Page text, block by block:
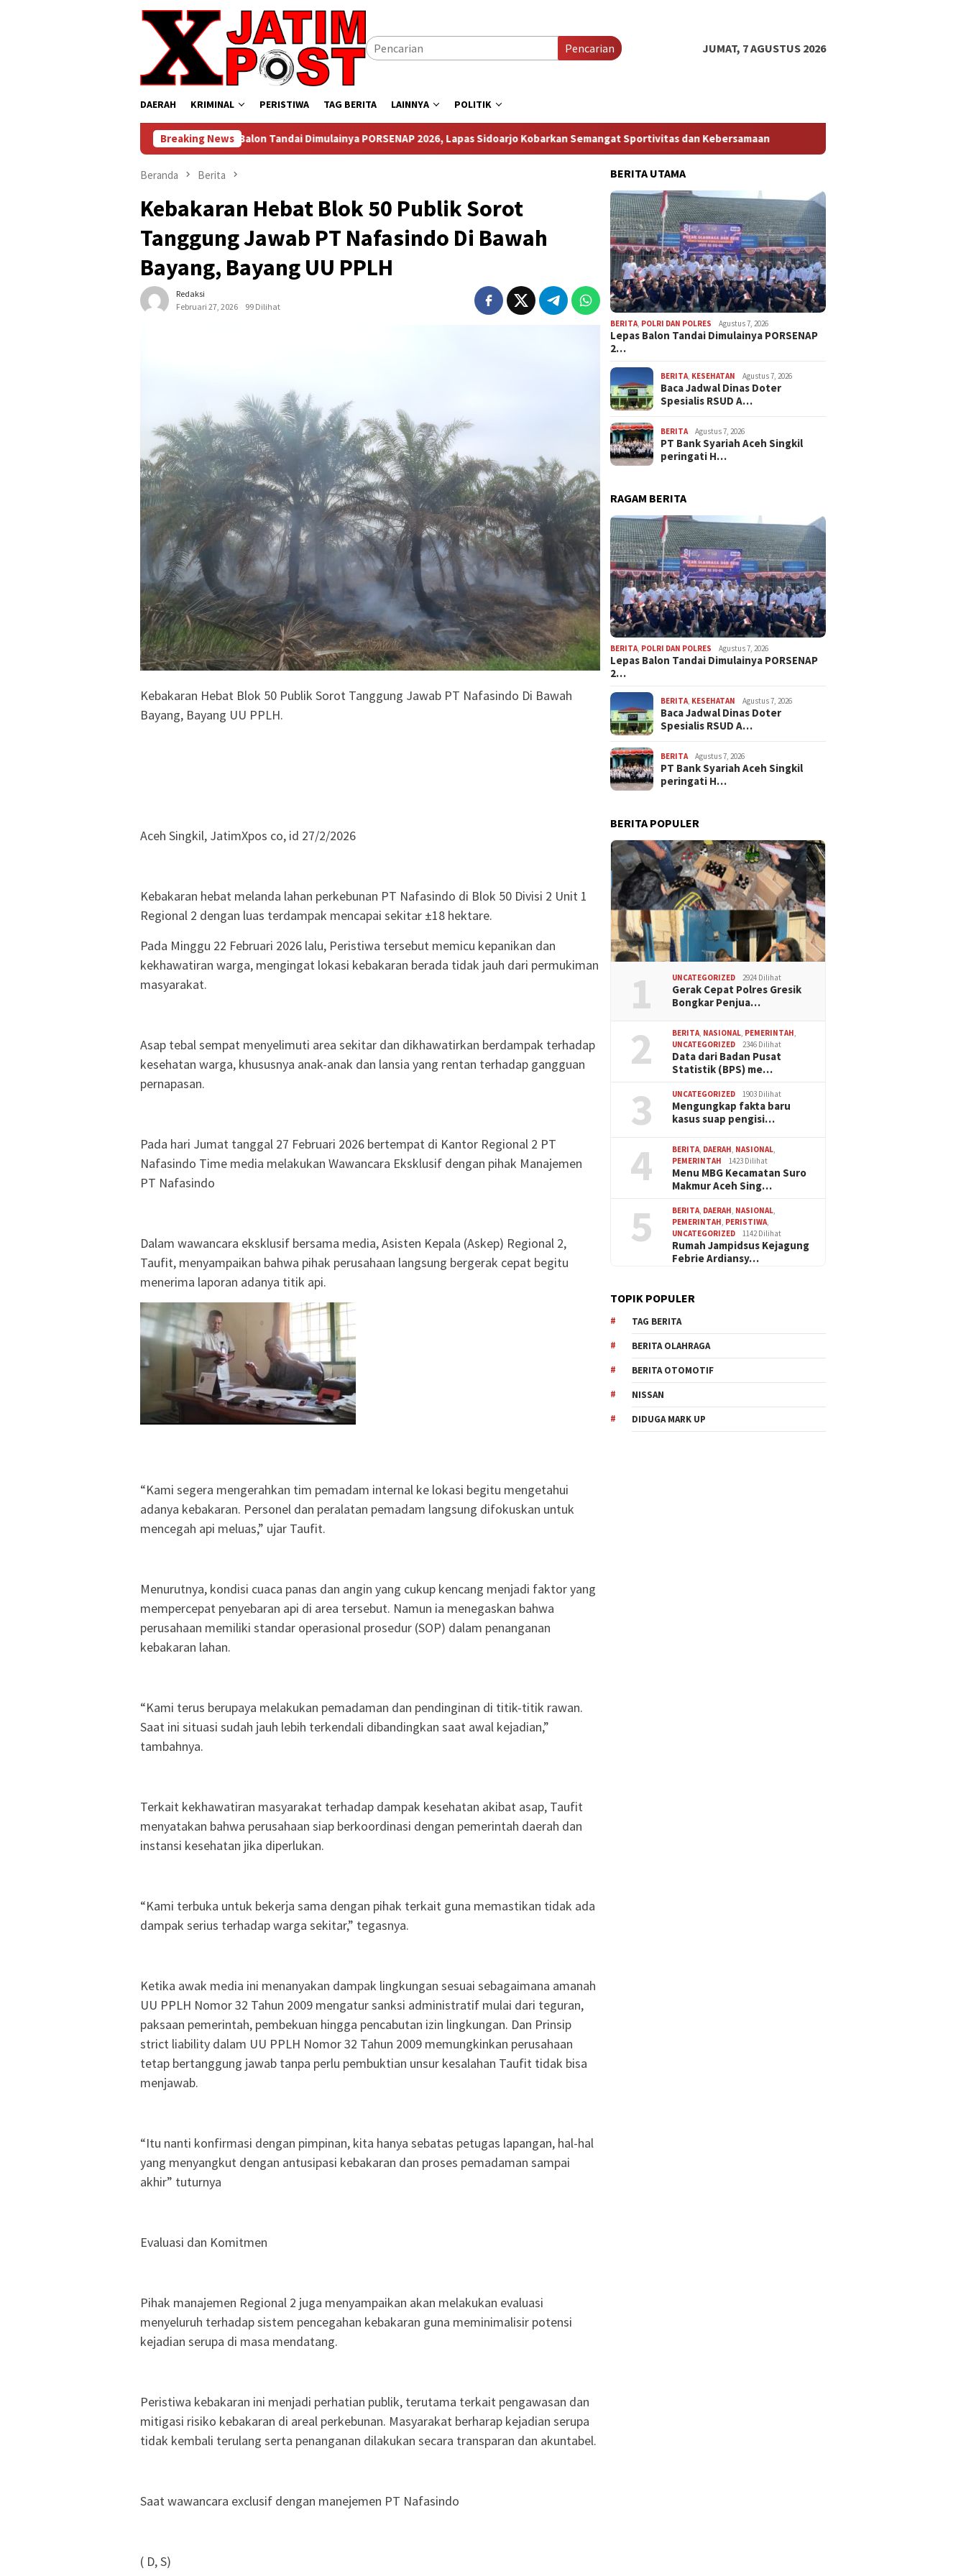
Pencarian JUMAT, 7 AGUSTUS 2026
DAERAH KRIMINAL PERISTIWA TAG BERITA LAINNYA POLITIK
Breaking News
Lepas Balon Tandai Dimulainya PORSENAP 2026, Lapas Sidoarjo Kobarkan Semangat Sportivitas dan Kebersamaan Baca Jadwal Dinas Doter Spesialis RSUD Aceh
Beranda Berita
Kebakaran Hebat Blok 50 Publik Sorot
Tanggung Jawab PT Nafasindo Di Bawah
Bayang, Bayang UU PPLH
Redaksi
Februari 27, 2026
99 Dilihat
Kebakaran Hebat Blok 50 Publik Sorot Tanggung Jawab PT Nafasindo Di Bawah
Bayang, Bayang UU PPLH.
Aceh Singkil, JatimXpos co, id 27/2/2026
Kebakaran hebat melanda lahan perkebunan PT Nafasindo di Blok 50 Divisi 2 Unit 1
Regional 2 dengan luas terdampak mencapai sekitar ±18 hektare.
Pada Minggu 22 Februari 2026 lalu, Peristiwa tersebut memicu kepanikan dan
kekhawatiran warga, mengingat lokasi kebakaran berada tidak jauh dari permukiman
masyarakat.
Asap tebal sempat menyelimuti area sekitar dan dikhawatirkan berdampak terhadap
kesehatan warga, khususnya anak-anak dan lansia yang rentan terhadap gangguan
pernapasan.
Pada hari Jumat tanggal 27 Februari 2026 bertempat di Kantor Regional 2 PT
Nafasindo Time media melakukan Wawancara Eksklusif dengan pihak Manajemen
PT Nafasindo
Dalam wawancara eksklusif bersama media, Asisten Kepala (Askep) Regional 2,
Taufit, menyampaikan bahwa pihak perusahaan langsung bergerak cepat begitu
menerima laporan adanya titik api.
“Kami segera mengerahkan tim pemadam internal ke lokasi begitu mengetahui
adanya kebakaran. Personel dan peralatan pemadam langsung difokuskan untuk
mencegah api meluas,” ujar Taufit.
Menurutnya, kondisi cuaca panas dan angin yang cukup kencang menjadi faktor yang
mempercepat penyebaran api di area tersebut. Namun ia menegaskan bahwa
perusahaan memiliki standar operasional prosedur (SOP) dalam penanganan
kebakaran lahan.
“Kami terus berupaya melakukan pemadaman dan pendinginan di titik-titik rawan.
Saat ini situasi sudah jauh lebih terkendali dibandingkan saat awal kejadian,”
tambahnya.
Terkait kekhawatiran masyarakat terhadap dampak kesehatan akibat asap, Taufit
menyatakan bahwa perusahaan siap berkoordinasi dengan pemerintah daerah dan
instansi kesehatan jika diperlukan.
“Kami terbuka untuk bekerja sama dengan pihak terkait guna memastikan tidak ada
dampak serius terhadap warga sekitar,” tegasnya.
Ketika awak media ini menanyakan dampak lingkungan sesuai sebagaimana amanah
UU PPLH Nomor 32 Tahun 2009 mengatur sanksi administratif mulai dari teguran,
paksaan pemerintah, pembekuan hingga pencabutan izin lingkungan. Dan Prinsip
strict liability dalam UU PPLH Nomor 32 Tahun 2009 memungkinkan perusahaan
tetap bertanggung jawab tanpa perlu pembuktian unsur kesalahan Taufit tidak bisa
menjawab.
“Itu nanti konfirmasi dengan pimpinan, kita hanya sebatas petugas lapangan, hal-hal
yang menyangkut dengan antusipasi kebakaran dan proses pemadaman sampai
akhir” tuturnya
Evaluasi dan Komitmen
Pihak manajemen Regional 2 juga menyampaikan akan melakukan evaluasi
menyeluruh terhadap sistem pencegahan kebakaran guna meminimalisir potensi
kejadian serupa di masa mendatang.
Peristiwa kebakaran ini menjadi perhatian publik, terutama terkait pengawasan dan
mitigasi risiko kebakaran di areal perkebunan. Masyarakat berharap kejadian serupa
tidak kembali terulang serta penanganan dilakukan secara transparan dan akuntabel.
Saat wawancara exclusif dengan manejemen PT Nafasindo
( D, S)
BERITA UTAMA
BERITA POLRI DAN POLRES Agustus 7, 2026
Lepas Balon Tandai Dimulainya PORSENAP
2…
BERITA KESEHATAN Agustus 7, 2026
Baca Jadwal Dinas Doter
Spesialis RSUD A…
BERITA Agustus 7, 2026
PT Bank Syariah Aceh Singkil
peringati H…
RAGAM BERITA
BERITA POLRI DAN POLRES Agustus 7, 2026
Lepas Balon Tandai Dimulainya PORSENAP
2…
BERITA KESEHATAN Agustus 7, 2026
Baca Jadwal Dinas Doter
Spesialis RSUD A…
BERITA Agustus 7, 2026
PT Bank Syariah Aceh Singkil
peringati H…
BERITA POPULER
1 UNCATEGORIZED 2924 Dilihat
Gerak Cepat Polres Gresik
Bongkar Penjua…
2 BERITA, NASIONAL, PEMERINTAH,
UNCATEGORIZED
2346 Dilihat
Data dari Badan Pusat
Statistik (BPS) me…
3 UNCATEGORIZED 1903 Dilihat
Mengungkap fakta baru
kasus suap pengisi…
4 BERITA, DAERAH, NASIONAL,
PEMERINTAH
1423 Dilihat
Menu MBG Kecamatan Suro
Makmur Aceh Sing…
5 BERITA, DAERAH, NASIONAL,
PEMERINTAH, PERISTIWA,
UNCATEGORIZED
1142 Dilihat
Rumah Jampidsus Kejagung
Febrie Ardiansy…
TOPIK POPULER
TAG BERITA
BERITA OLAHRAGA
BERITA OTOMOTIF
NISSAN
DIDUGA MARK UP